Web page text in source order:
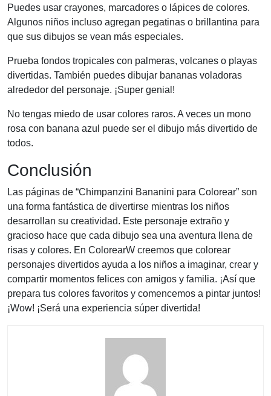
Puedes usar crayones, marcadores o lápices de colores.
Algunos niños incluso agregan pegatinas o brillantina para
que sus dibujos se vean más especiales.
Prueba fondos tropicales con palmeras, volcanes o playas
divertidas. También puedes dibujar bananas voladoras
alrededor del personaje. ¡Super genial!
No tengas miedo de usar colores raros. A veces un mono
rosa con banana azul puede ser el dibujo más divertido de
todos.
Conclusión
Las páginas de “Chimpanzini Bananini para Colorear” son
una forma fantástica de divertirse mientras los niños
desarrollan su creatividad. Este personaje extraño y
gracioso hace que cada dibujo sea una aventura llena de
risas y colores. En ColorearW creemos que colorear
personajes divertidos ayuda a los niños a imaginar, crear y
compartir momentos felices con amigos y familia. ¡Así que
prepara tus colores favoritos y comencemos a pintar juntos!
¡Wow! ¡Será una experiencia súper divertida!